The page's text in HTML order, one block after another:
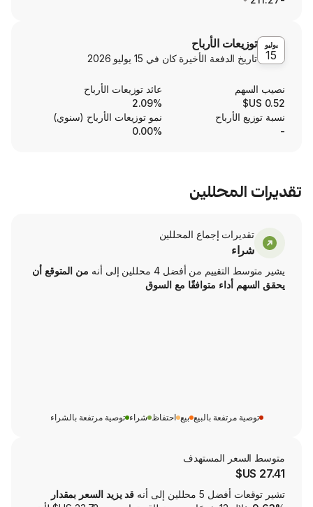
الأرباح
الأخيرة كان في15 يوليو 2026
عائد توزيعات الأرباح
نمو توزيعات الأرباح (سنوي)
إجماع المحللين
أفضل 4 محللين إلى أنه
من المتوقع أن
متوافقًا مع السوق
بيع احتفاظ شراء توصية مرتفعة بالشراء
المستهدف
قد يزيد السعر بمقدار